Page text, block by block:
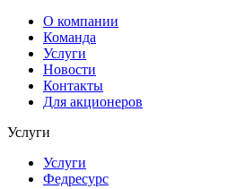
О компании
Команда
Услуги
Новости
Контакты
Для акционеров
Услуги
Услуги
Федресурс